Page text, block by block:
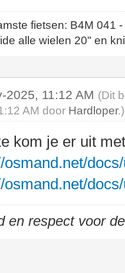
fietsen: B4M
alle wielen 20" en
2025, 11:12 AM (Dit
AM door Hardloper.)
kom je er uit
osmand.net/
osmand.net/
en respect voor